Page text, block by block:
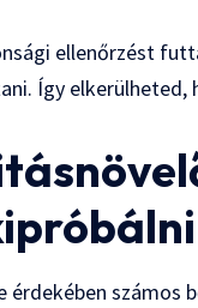
ellenőrzést
Így
érdekében